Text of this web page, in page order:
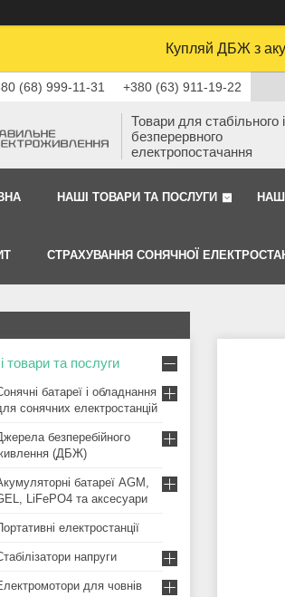
Купляй ДБЖ з
(68) 999-11-31 +380 (63) 911-19-22
Товари для стабільного і
безперервного
електропостачання
НАШІ ТОВАРИ ТА ПОСЛУГИ
СТРАХУВАННЯ СОНЯЧНОЇ
товари та послуги
батареї і обладнання
сонячних електростанцій
безперебійного
(ДБЖ)
батареї AGM,
LiFePO4 та аксесуари
електростанції
напруги
для човнів